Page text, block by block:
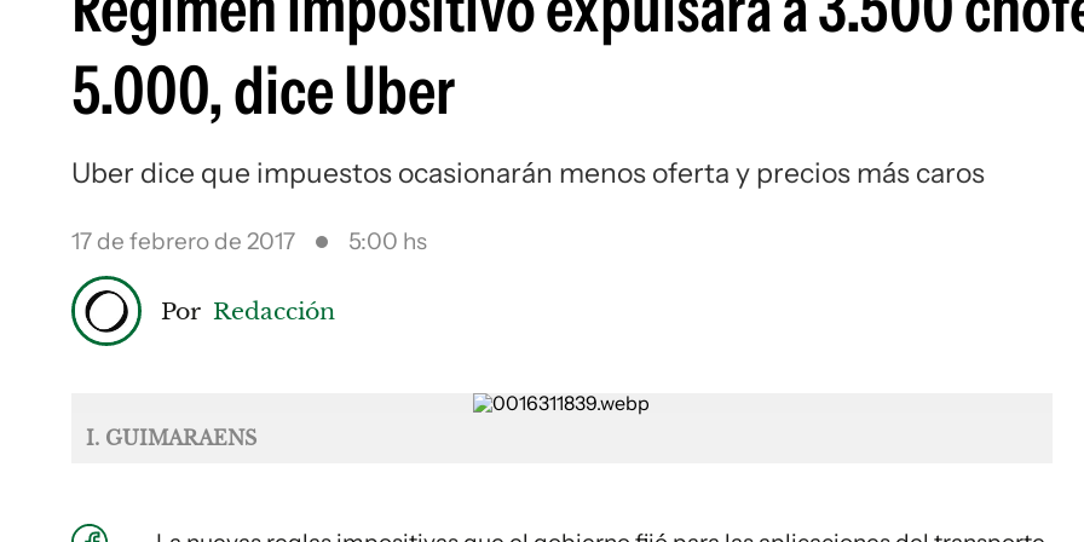
5.000, dice Uber
Uber dice que impuestos ocasionarán menos oferta y precios más caros
17 de febrero de 2017 5:00 hs
Por Redacción
I. GUIMARAENS